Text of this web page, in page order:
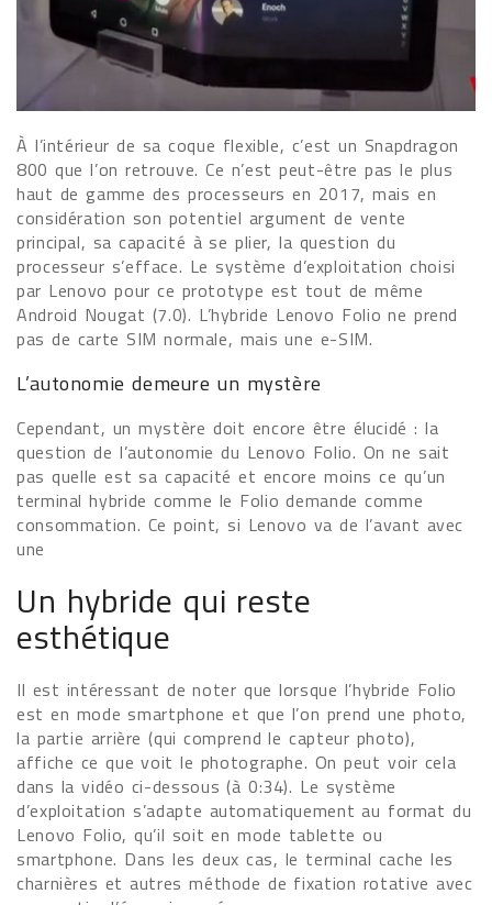
À l’intérieur de sa coque flexible, c’est un Snapdragon
800 que l’on retrouve. Ce n’est peut-être pas le plus
haut de gamme des processeurs en 2017, mais en
considération son potentiel argument de vente
principal, sa capacité à se plier, la question du
processeur s’efface. Le système d’exploitation choisi
par Lenovo pour ce prototype est tout de même
Android Nougat (7.0). L’hybride Lenovo Folio ne prend
pas de carte SIM normale, mais une e-SIM.
L’autonomie demeure un mystère
Cependant, un mystère doit encore être élucidé : la
question de l’autonomie du Lenovo Folio. On ne sait
pas quelle est sa capacité et encore moins ce qu’un
terminal hybride comme le Folio demande comme
consommation. Ce point, si Lenovo va de l’avant avec
une
Un hybride qui reste
esthétique
Il est intéressant de noter que lorsque l’hybride Folio
est en mode smartphone et que l’on prend une photo,
la partie arrière (qui comprend le capteur photo),
affiche ce que voit le photographe. On peut voir cela
dans la vidéo ci-dessous (à 0:34). Le système
d’exploitation s’adapte automatiquement au format du
Lenovo Folio, qu’il soit en mode tablette ou
smartphone. Dans les deux cas, le terminal cache les
charnières et autres méthode de fixation rotative avec